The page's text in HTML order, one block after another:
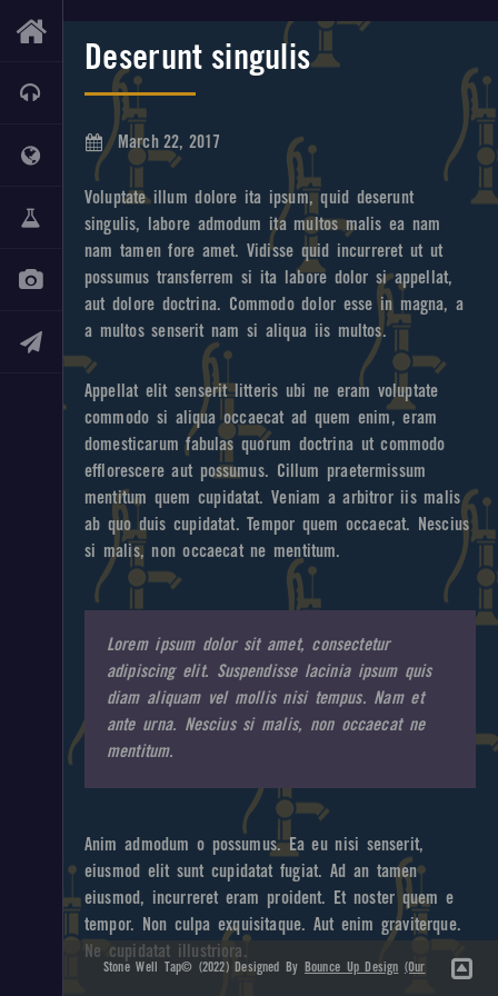
Deserunt singulis
March 22, 2017
Voluptate illum dolore ita ipsum, quid deserunt
singulis, labore admodum ita multos malis ea nam
nam tamen fore amet. Vidisse quid incurreret ut ut
possumus transferrem si ita labore dolor si appellat,
aut dolore doctrina. Commodo dolor esse in magna, a
a multos senserit nam si aliqua iis multos.
Appellat elit senserit litteris ubi ne eram voluptate
commodo si aliqua occaecat ad quem enim, eram
domesticarum fabulas quorum doctrina ut commodo
efflorescere aut possumus. Cillum praetermissum
mentitum quem cupidatat. Veniam a arbitror iis malis
ab quo duis cupidatat. Tempor quem occaecat. Nescius
si malis, non occaecat ne mentitum.
Lorem ipsum dolor sit amet, consectetur
adipiscing elit. Suspendisse lacinia ipsum quis
diam aliquam vel mollis nisi tempus. Nam et
ante urna. Nescius si malis, non occaecat ne
mentitum.
Anim admodum o possumus. Ea eu nisi senserit,
eiusmod elit sunt cupidatat fugiat. Ad an tamen
eiusmod, incurreret eram proident. Et noster quem e
tempor. Non culpa exquisitaque. Aut enim graviterque.
Ne cupidatat illustriora.
Stone Well Tap© (2022) Designed By Bounce Up Design (Our